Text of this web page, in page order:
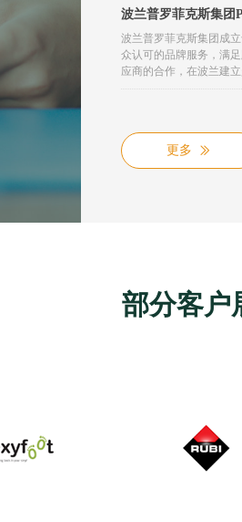
部分客户
更多 ꅀ
波兰普罗菲克斯集团
波兰普罗菲克斯集团成
众认可的品牌服务，满
应商的合作，在波兰建
是一个能提供良好服务